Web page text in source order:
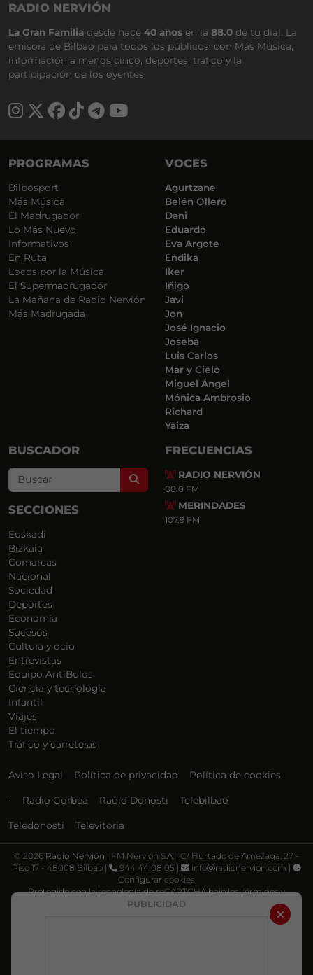
PUBLICIDAD
RADIO NERVIÓN
La Gran Familia desde hace 40 años en la 88.0 de tu dial. La
emisora de Bilbao para todos los públicos, con Más Música,
información a menos cinco, deportes, tráfico y la
participación de los oyentes.
PROGRAMAS
Bilbosport
Más Música
El Madrugador
Lo Más Nuevo
Informativos
En Ruta
Locos por la Música
El Supermadrugador
La Mañana de Radio Nervión
Más Madrugada
VOCES
Agurtzane
Belén Ollero
Dani
Eduardo
Eva Argote
Endika
Iker
Iñigo
Javi
Jon
José Ignacio
Joseba
Luis Carlos
Mar y Cielo
Miguel Ángel
Mónica Ambrosio
Richard
Yaiza
BUSCADOR
Search
SECCIONES
Euskadi
Bizkaia
Comarcas
Nacional
Sociedad
Deportes
Economía
Sucesos
Cultura y ocio
Entrevistas
Equipo AntiBulos
Ciencia y tecnología
Infantil
Viajes
El tiempo
Tráfico y carreteras
FRECUENCIAS
RADIO NERVIÓN
88.0 FM
MERINDADES
107.9 FM
Aviso Legal Política de privacidad Política de cookies
• Radio Gorbea Radio Donosti Telebilbao
Teledonosti Televitoria
© 2026 Radio Nervión | FM Nervión S.A. | C/ Hurtado de Amézaga, 27 -
Piso 17 - 48008 Bilbao |
944 44 08 05 | info
radionervion.com |
Configurar cookies
Protegido con la tecnología de reCAPTCHA bajo los términos y
Política de privacidad Términos de servicio